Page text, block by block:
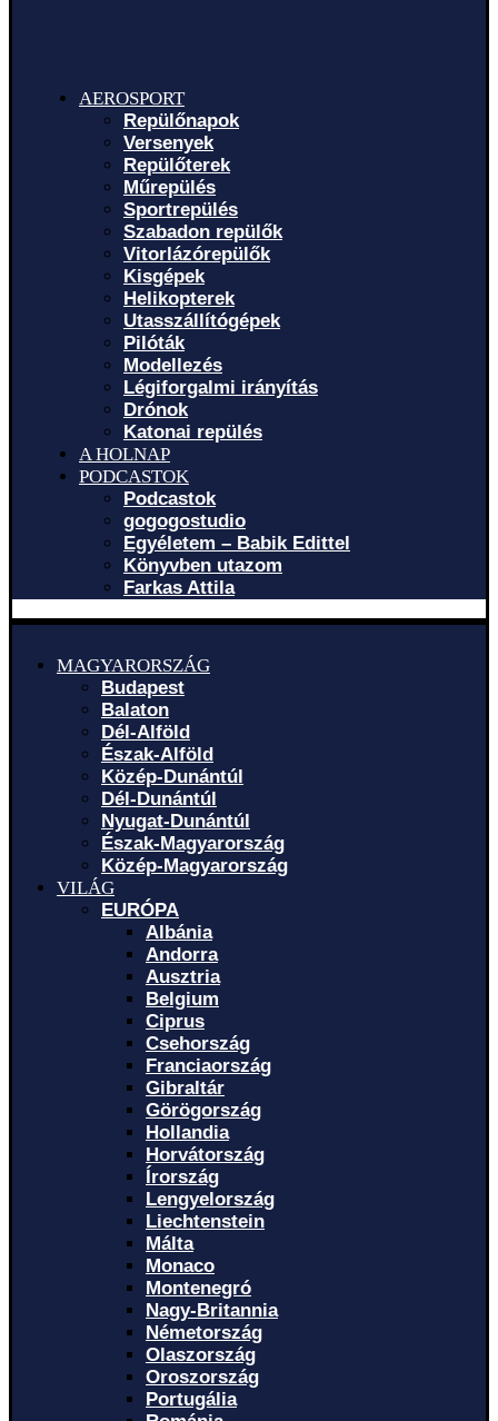
AEROSPORT
Repülőnapok
Versenyek
Repülőterek
Műrepülés
Sportrepülés
Szabadon repülők
Vitorlázórepülők
Kisgépek
Helikopterek
Utasszállítógépek
Pilóták
Modellezés
Légiforgalmi irányítás
Drónok
Katonai repülés
A HOLNAP
PODCASTOK
Podcastok
gogogostudio
Egyéletem – Babik Edittel
Könyvben utazom
Farkas Attila
MAGYARORSZÁG
Budapest
Balaton
Dél-Alföld
Észak-Alföld
Közép-Dunántúl
Dél-Dunántúl
Nyugat-Dunántúl
Észak-Magyarország
Közép-Magyarország
VILÁG
EURÓPA
Albánia
Andorra
Ausztria
Belgium
Ciprus
Csehország
Franciaország
Gibraltár
Görögország
Hollandia
Horvátország
Írország
Lengyelország
Liechtenstein
Málta
Monaco
Montenegró
Nagy-Britannia
Németország
Olaszország
Oroszország
Portugália